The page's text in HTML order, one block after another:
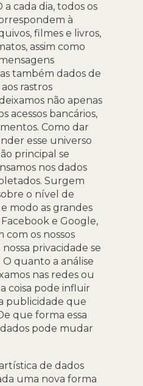
cada dia, todos os
à
filmes e livros,
assim como
também dados de
rastros
não apenas
acessos bancários,
Como dar
esse universo
principal se
nos dados
Surgem
o nível de
modo as grandes
e Google,
com os nossos
privacidade se
quanto a análise
nas redes ou
coisa pode influir
publicidade que
que forma essa
pode mudar
de dados
uma nova forma